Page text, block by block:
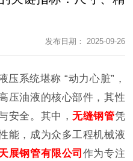
发布日期： 2025-09-26
系统堪称 “动力心脏”，
压油液的核心部件，其性
安全。其中，无缝钢管凭
能，成为众多工程机械液
展钢管有限公司 作为专注